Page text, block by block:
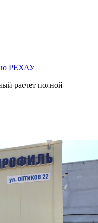
РЕХАУ
расчет полной